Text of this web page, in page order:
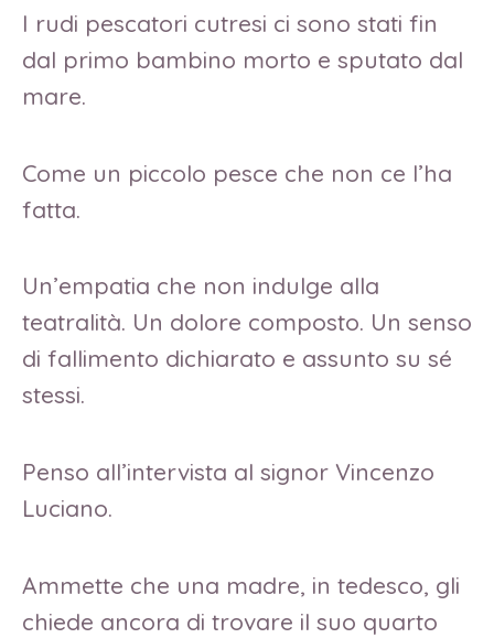
I rudi pescatori cutresi ci sono stati fin
dal primo bambino morto e sputato dal
mare.
Come un piccolo pesce che non ce l’ha
fatta.
Un’empatia che non indulge alla
teatralità. Un dolore composto. Un senso
di fallimento dichiarato e assunto su sé
stessi.
Penso all’intervista al signor Vincenzo
Luciano.
Ammette che una madre, in tedesco, gli
chiede ancora di trovare il suo quarto